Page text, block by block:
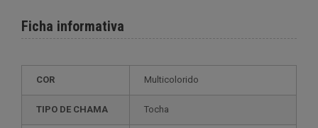
Ficha informativa
COR Multicolorido
TIPO DE CHAMA Tocha